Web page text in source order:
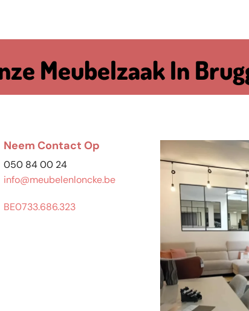
Meubelzaak In
Neem Contact Op
050 84 00 24
info@meubelenloncke.be
BE0733.686.323